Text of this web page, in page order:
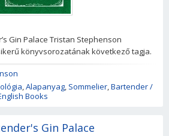
Gin Palace Tristan Stephenson
könyvsorozatának következő tagja.
,Alapanyag, Sommelier,Bartender /
Books
Gin Palace